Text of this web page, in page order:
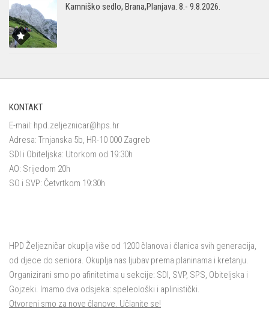
Kamniško sedlo, Brana,Planjava. 8.- 9.8.2026.
KONTAKT
E-mail: hpd.zeljeznicar@hps.hr
Adresa: Trnjanska 5b, HR-10 000 Zagreb
SDI i Obiteljska: Utorkom od 19:30h
AO: Srijedom 20h
SO i SVP: Četvrtkom 19:30h
HPD Željezničar okuplja više od 1200 članova i članica svih generacija,
od djece do seniora. Okuplja nas ljubav prema planinama i kretanju.
Organizirani smo po afinitetima u sekcije: SDI, SVP, SPS, Obiteljska i
Gojzeki. Imamo dva odsjeka: speleološki i aplinistički.
Otvoreni smo za nove članove. Učlanite se!